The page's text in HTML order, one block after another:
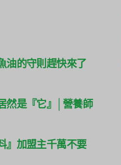
油的守則趕快來了
然是『它』│營養師
』加盟主千萬不要